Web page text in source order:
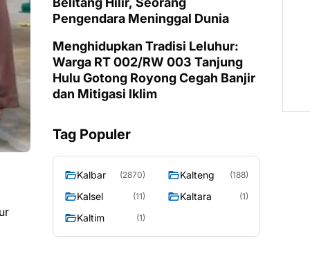
Pengendara Meninggal Dunia
Menghidupkan Tradisi Leluhur:
Warga RT 002/RW 003 Tanjung
Hulu Gotong Royong Cegah Banjir
dan Mitigasi Iklim
Tag Populer
Kalbar (2870) Kalteng (188)
Kalsel (11) Kaltara (1)
Kaltim (1)